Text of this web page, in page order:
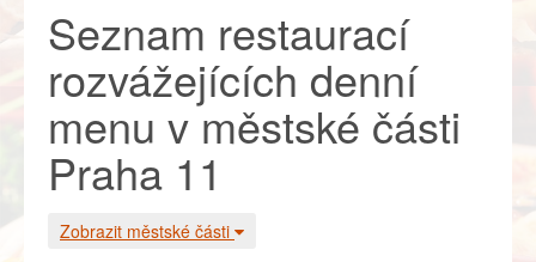
Seznam restaurací
rozvážejících denní
menu v městské části
Praha 11
Zobrazit městské části